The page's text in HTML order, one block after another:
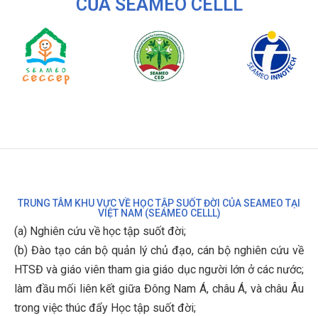
CỦA SEAMEO CELLL
TRUNG TÂM KHU VỰC VỀ HỌC TẬP SUỐT ĐỜI CỦA SEAMEO TẠI
VIỆT NAM (SEAMEO CELLL)
(a) Nghiên cứu về học tập suốt đời;
(b) Đào tạo cán bộ quản lý chủ đạo, cán bộ nghiên cứu về
HTSĐ và giáo viên tham gia giáo dục người lớn ở các nước;
làm đầu mối liên kết giữa Đông Nam Á, châu Á, và châu Âu
trong việc thúc đẩy Học tập suốt đời;